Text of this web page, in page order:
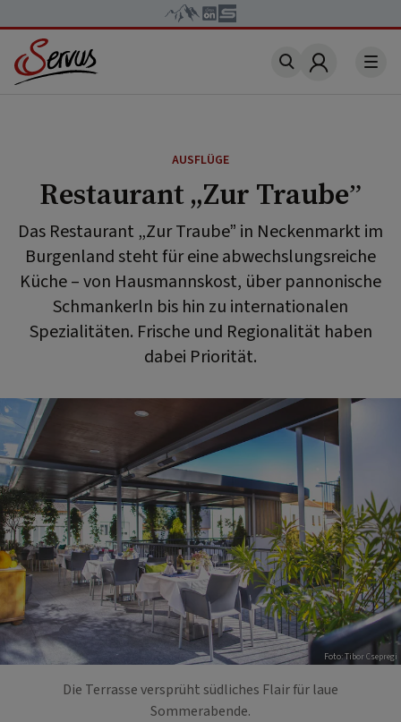
Account
AUSFLÜGE
Restaurant „Zur Traube”
Das Restaurant „Zur Traube” in Neckenmarkt im
Burgenland steht für eine abwechslungsreiche
Küche – von Hausmannskost, über pannonische
Schmankerln bis hin zu internationalen
Spezialitäten. Frische und Regionalität haben
dabei Priorität.
Foto: Tibor Csepregi
Die Terrasse versprüht südliches Flair für laue
Sommerabende.